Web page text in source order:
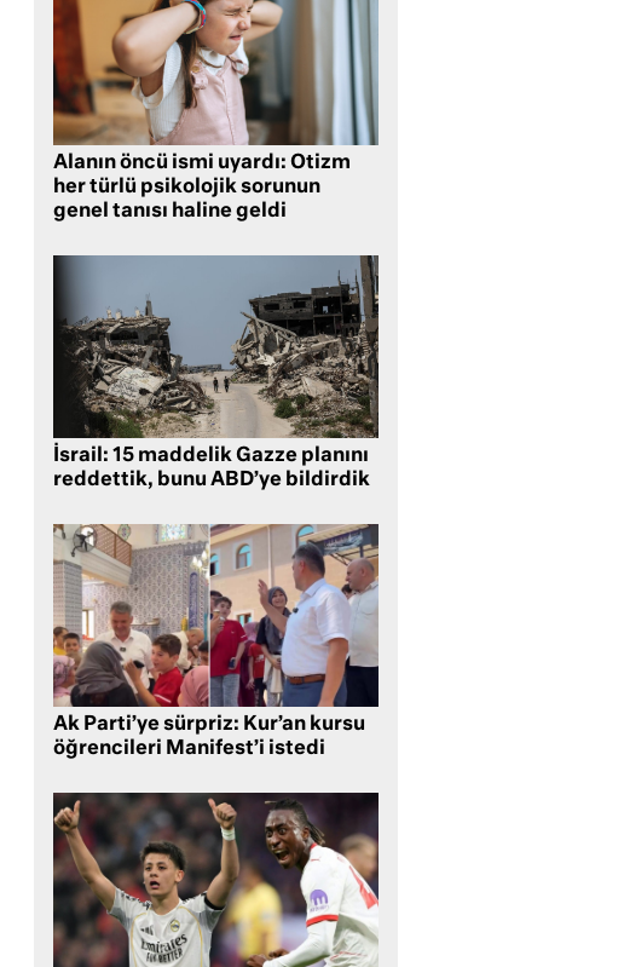
Alanın öncü ismi uyardı: Otizm
her türlü psikolojik sorunun
genel tanısı haline geldi
İsrail: 15 maddelik Gazze planını
reddettik, bunu ABD’ye bildirdik
Ak Parti’ye sürpriz: Kur’an kursu
öğrencileri Manifest’i istedi